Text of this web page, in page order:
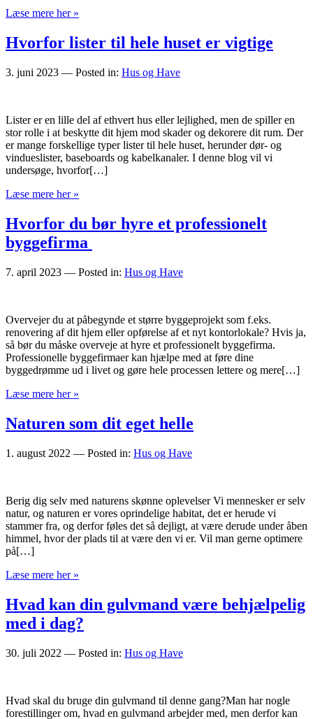
Læse mere her »
Hvorfor lister til hele huset er vigtige
3. juni 2023 — Posted in: Hus og Have
Lister er en lille del af ethvert hus eller lejlighed, men de spiller en
stor rolle i at beskytte dit hjem mod skader og dekorere dit rum. Der
er mange forskellige typer lister til hele huset, herunder dør- og
vindueslister, baseboards og kabelkanaler. I denne blog vil vi
undersøge, hvorfor[…]
Læse mere her »
Hvorfor du bør hyre et professionelt
byggefirma
7. april 2023 — Posted in: Hus og Have
Overvejer du at påbegynde et større byggeprojekt som f.eks.
renovering af dit hjem eller opførelse af et nyt kontorlokale? Hvis ja,
så bør du måske overveje at hyre et professionelt byggefirma.
Professionelle byggefirmaer kan hjælpe med at føre dine
byggedrømme ud i livet og gøre hele processen lettere og mere[…]
Læse mere her »
Naturen som dit eget helle
1. august 2022 — Posted in: Hus og Have
Berig dig selv med naturens skønne oplevelser Vi mennesker er selv
natur, og naturen er vores oprindelige habitat, det er herude vi
stammer fra, og derfor føles det så dejligt, at være derude under åben
himmel, hvor der plads til at være den vi er. Vil man gerne optimere
på[…]
Læse mere her »
Hvad kan din gulvmand være behjælpelig
med i dag?
30. juli 2022 — Posted in: Hus og Have
Hvad skal du bruge din gulvmand til denne gang?Man har nogle
forestillinger om, hvad en gulvmand arbejder med, men derfor kan